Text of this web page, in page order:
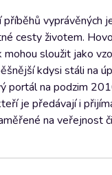
vyprávěných
cesty životem.
sloužit jako
kdysi stáli na
portál na podzim
je předávají i
na veřejnost